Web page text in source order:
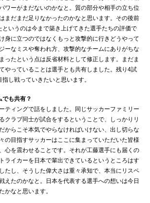
ワーがまだないのかなと。質の部分や相手の立ち位
まだまだ足りなかったのかなと思います。その後前
いうのは今まで築き上げてきた選手たちの評価で
身に立つのではなくもっと攻撃的に行きどうやって
ーなミスや奪われ方、攻撃的なチームにありがちな
ったという点は反省材料として修正します。まだま
やっていることは選手とも共有しました。残り4試
し戦っていきたいと思います。
でも共有？
ティングで話をしました。同じサッカーファミリー
クラブ同士が試合をするということで、しっかりリ
からこそ本気でやらなければいけない、出し切らな
の目指すサッカーはここに集まっていただいた皆様
心を震わせることです。それが工藤選手にも届くの
ライカーを日本で輩出できているというところはす
たし、そうした偉大さは重々承知で、本当にリスペ
えたのかなと。日本を代表する選手への想いは今日
かなと思います。